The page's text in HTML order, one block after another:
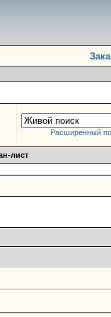
Расширенный
лист